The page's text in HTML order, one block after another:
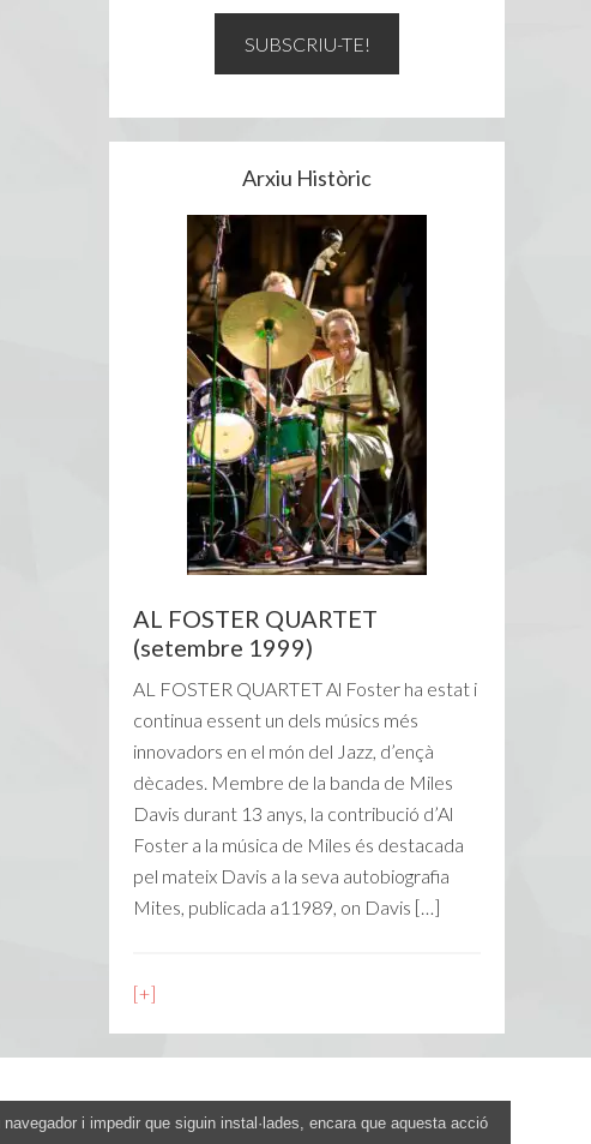
Arxiu Històric
AL FOSTER QUARTET
(setembre 1999)
AL FOSTER QUARTET Al Foster ha estat i
continua essent un dels músics més
innovadors en el món del Jazz, d’ençà
dècades. Membre de la banda de Miles
Davis durant 13 anys, la contribució d’Al
Foster a la música de Miles és destacada
pel mateix Davis a la seva autobiografia
Mites, publicada a11989, on Davis […]
[+]
i impedir que siguin instal·lades, encara que aquesta acció